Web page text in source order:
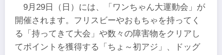
9月29日（日）には、「ワンちゃん大運動会」が
開催されます。フリスビーやおもちゃを持ってく
る「持ってきて大会」や数々の障害物をクリアし
てポイントを獲得する「ちょ～初アジ」、ドッグ